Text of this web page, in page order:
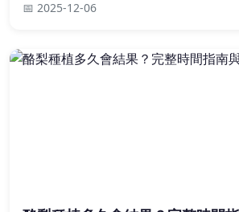
📅 2025-12-06